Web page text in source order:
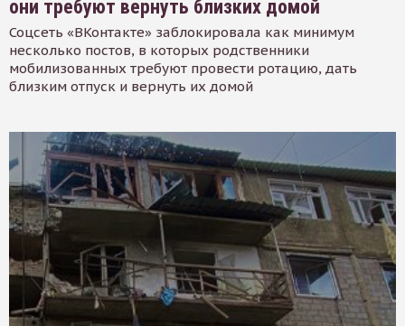
они требуют вернуть близких домой
Соцсеть «ВКонтакте» заблокировала как минимум
несколько постов, в которых родственники
мобилизованных требуют провести ротацию, дать
близким отпуск и вернуть их домой